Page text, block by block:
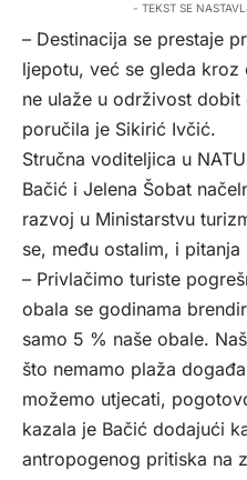
- TEKST SE
– Destinacija se prestaje
ljepotu, već se gleda
ne ulaže u održivost dobit
poručila je Sikirić Ivčić.
Stručna voditeljica u
Bačić i Jelena Šobat
razvoj u Ministarstvu
se, među ostalim, i pitanja
– Privlačimo turiste
obala se godinama
samo 5 % naše obale.
što nemamo plaža
možemo utjecati,
kazala je Bačić dodajući
antropogenog pritiska na